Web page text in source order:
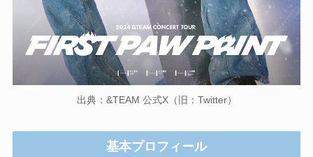
出典：&TEAM 公式X（旧：Twitter）
基本プロフィール